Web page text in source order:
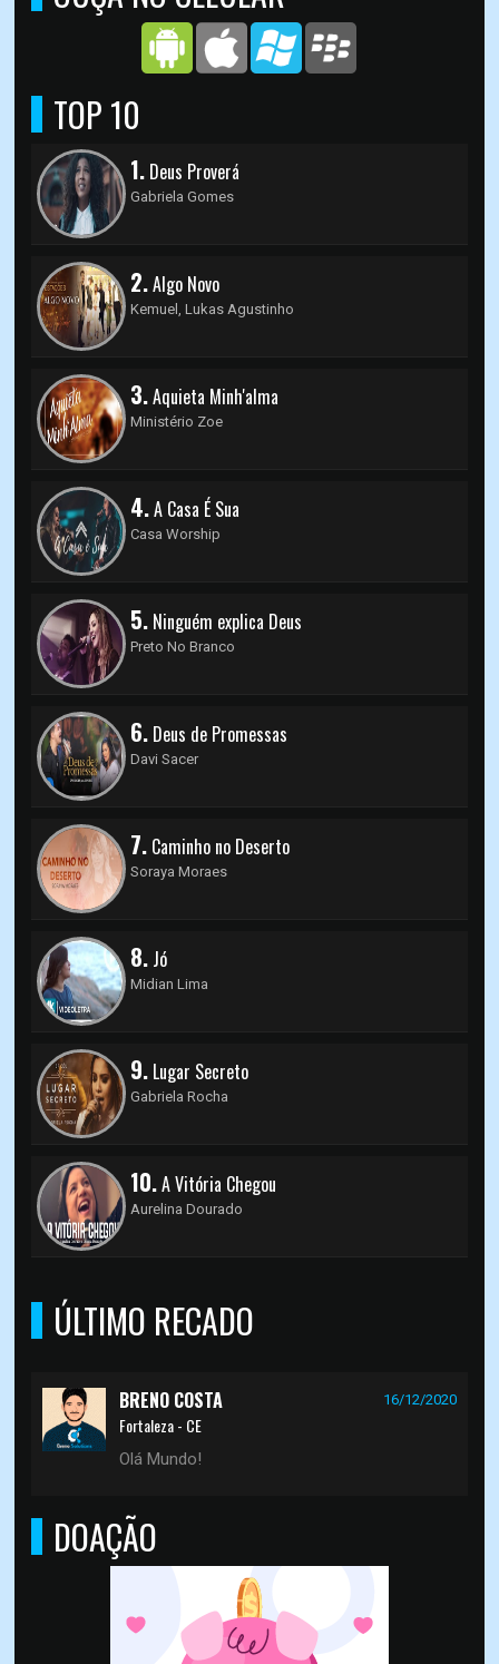
TOP 10
1. Deus Proverá
Gabriela Gomes
2.Algo Novo
Kemuel, Lukas Agustinho
3.Aquieta Minh'alma
Ministério Zoe
4.A Casa É Sua
Casa Worship
5. Ninguém explica Deus
Preto No Branco
6. Deus de Promessas
Davi Sacer
7. Caminho no Deserto
Soraya Moraes
8. Jó
Midian Lima
9. Lugar Secreto
Gabriela Rocha
10.A Vitória Chegou
Aurelina Dourado
ÚLTIMO RECADO
BRENO COSTA 16/12/2020
Fortaleza - CE
Olá Mundo!
DOAÇÃO